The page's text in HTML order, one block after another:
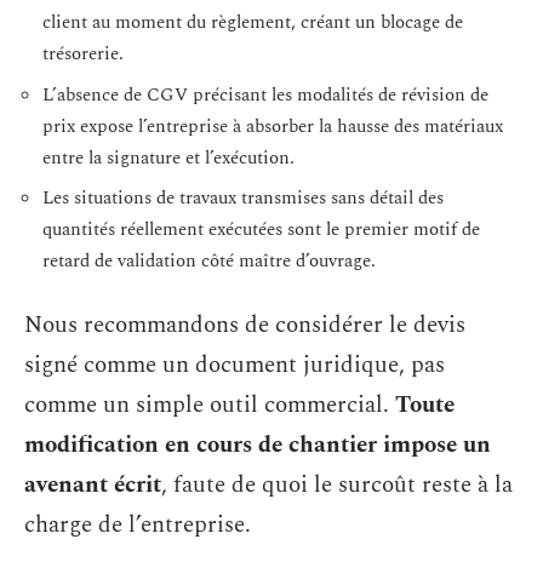
client au moment du règlement, créant un blocage de
trésorerie.
L’absence de CGV précisant les modalités de révision de
prix expose l’entreprise à absorber la hausse des matériaux
entre la signature et l’exécution.
Les situations de travaux transmises sans détail des
quantités réellement exécutées sont le premier motif de
retard de validation côté maître d’ouvrage.
Nous recommandons de considérer le devis
signé comme un document juridique, pas
comme un simple outil commercial. Toute
modification en cours de chantier impose un
avenant écrit, faute de quoi le surcoût reste à la
charge de l’entreprise.